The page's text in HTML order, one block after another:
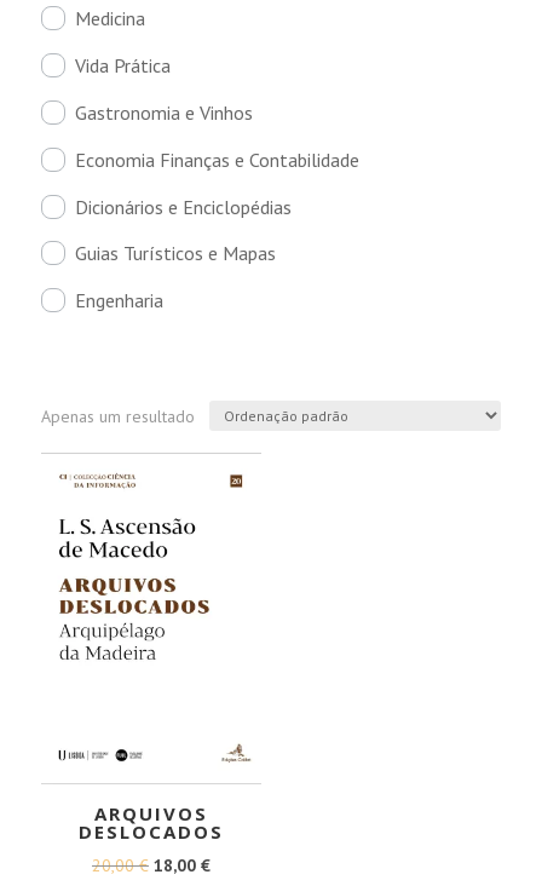
Medicina
Vida Prática
Gastronomia e Vinhos
Economia Finanças e Contabilidade
Dicionários e Enciclopédias
Guias Turísticos e Mapas
Engenharia
Apenas um resultado
ARQUIVOS
DESLOCADOS
20,00€ O
18,00 €O